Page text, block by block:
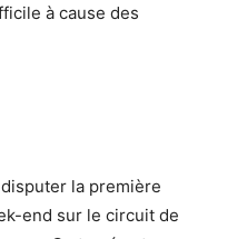
à cause des
la première
end sur le circuit de